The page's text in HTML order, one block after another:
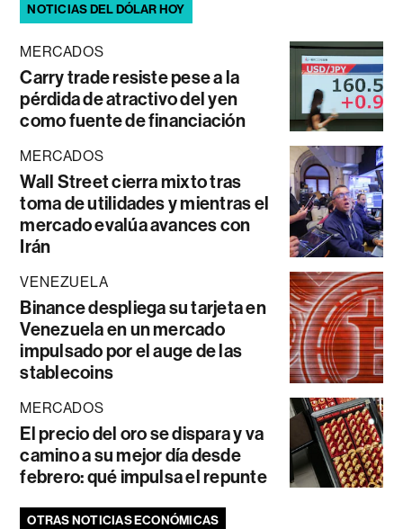
NOTICIAS DEL DÓLAR HOY
MERCADOS
Carry trade resiste pese a la
pérdida de atractivo del yen
como fuente de financiación
MERCADOS
Wall Street cierra mixto tras
toma de utilidades y mientras el
mercado evalúa avances con
Irán
VENEZUELA
Binance despliega su tarjeta en
Venezuela en un mercado
impulsado por el auge de las
stablecoins
MERCADOS
El precio del oro se dispara y va
camino a su mejor día desde
febrero: qué impulsa el repunte
OTRAS NOTICIAS ECONÓMICAS